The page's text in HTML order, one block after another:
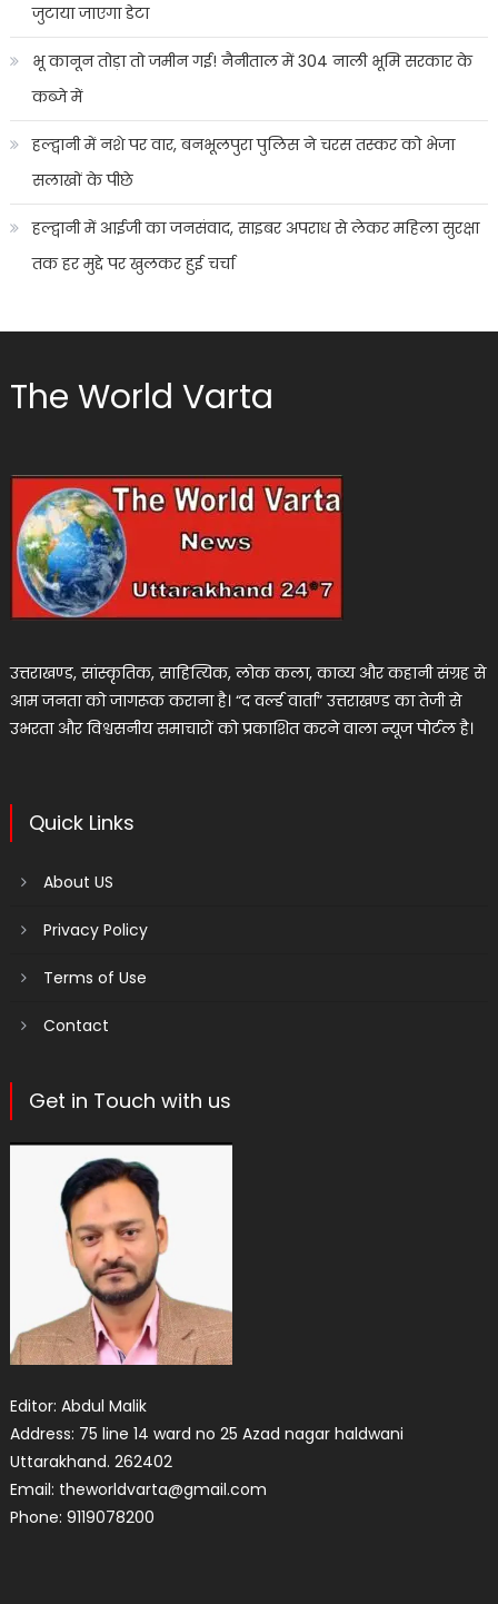
जुटाया जाएगा डेटा
भू कानून तोड़ा तो जमीन गई! नैनीताल में 304 नाली भूमि सरकार के
कब्जे में
हल्द्वानी में नशे पर वार, बनभूलपुरा पुलिस ने चरस तस्कर को भेजा
सलाखों के पीछे
हल्द्वानी में आईजी का जनसंवाद, साइबर अपराध से लेकर महिला सुरक्षा
तक हर मुद्दे पर खुलकर हुई चर्चा
The World Varta
उत्तराखण्ड, सांस्कृतिक, साहित्यिक, लोक कला, काव्य और कहानी संग्रह से
आम जनता को जागरूक कराना है। “द वर्ल्ड वार्ता” उत्तराखण्ड का तेजी से
उभरता और विश्वसनीय समाचारों को प्रकाशित करने वाला न्यूज पोर्टल है।
Quick Links
About US
Privacy Policy
Terms of Use
Contact
Get in Touch with us
Editor: Abdul Malik
Address: 75 line 14 ward no 25 Azad nagar haldwani
Uttarakhand. 262402
Email: theworldvarta@gmail.com
Phone: 9119078200